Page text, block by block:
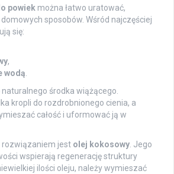
powiek można łatwo uratować,
sposobów. Wśród najczęściej
się:
,
wodą
naturalnego środka wiążącego.
kropli do rozdrobnionego cienia, a
całość i uformować ją w
rozwiązaniem jest olej kokosowy . Jego
wspierają regenerację struktury
ilości oleju, należy wymieszać